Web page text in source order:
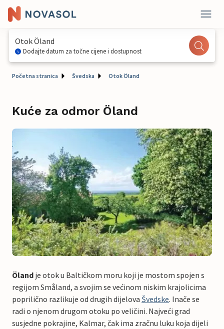
Otok Öland
Dodajte datum za točne cijene i dostupnost
Početna stranica Švedska Otok Öland
Kuće za odmor Öland
Öland je otok u Baltičkom moru koji je mostom spojen s
regijom Småland, a svojim se većinom niskim krajolicima
poprilično razlikuje od drugih dijelova Švedske. Inače se
radi o njenom drugom otoku po veličini. Najveći grad
susjedne pokrajine, Kalmar, čak ima zračnu luku koja dijeli